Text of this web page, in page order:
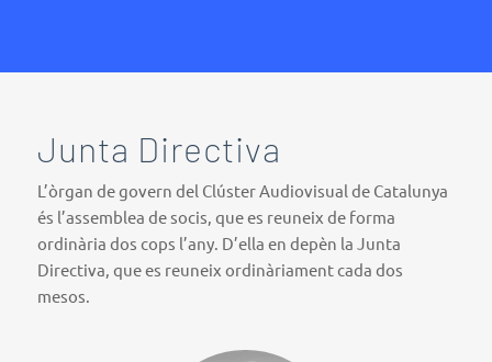
Junta Directiva
L’òrgan de govern del Clúster Audiovisual de Catalunya
és l’assemblea de socis, que es reuneix de forma
ordinària dos cops l’any. D’ella en depèn la Junta
Directiva, que es reuneix ordinàriament cada dos
mesos.